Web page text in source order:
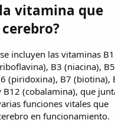
vitamina que
incluyen las vitaminas B1
B3 (niacina),
(piridoxina), B7 (biotina),
B12 (cobalamina), que
funciones vitales que
en funcionamiento.